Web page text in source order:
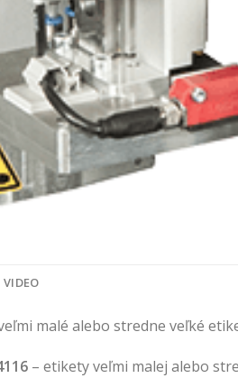
VIDEO
malé alebo stredne veľké
– etikety veľmi malej alebo